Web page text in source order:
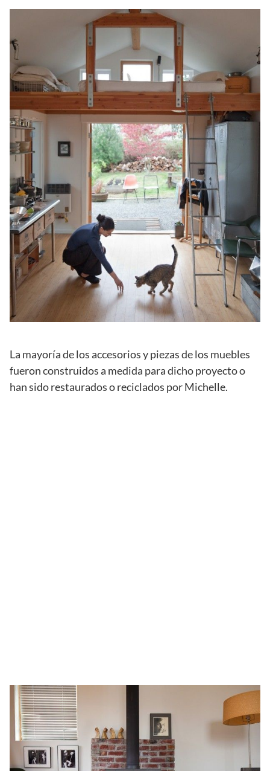
La mayoría de los accesorios y piezas de los muebles
fueron construidos a medida para dicho proyecto o
han sido restaurados o reciclados por Michelle.